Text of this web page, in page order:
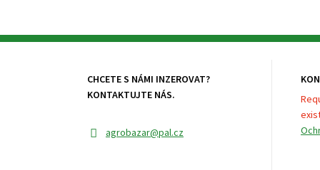
CHCETE S NÁMI INZEROVAT?
KONTAKTUJTE NÁS.
agrobazar@pal.cz